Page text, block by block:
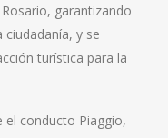
garantizando
y se
turística para la
el conducto Piaggio,